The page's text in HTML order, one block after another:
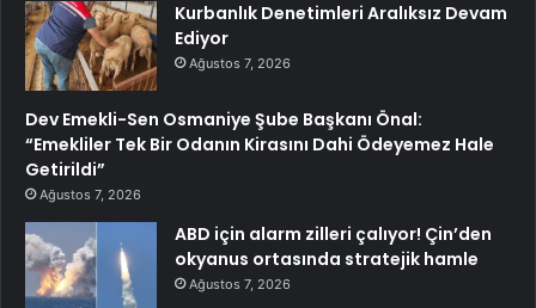
Kurbanlık Denetimleri Aralıksız Devam
Ediyor
Ağustos 7, 2026
Dev Emekli-Sen Osmaniye Şube Başkanı Önal:
“Emekliler Tek Bir Odanın Kirasını Dahi Ödeyemez Hale
Getirildi”
Ağustos 7, 2026
ABD için alarm zilleri çalıyor! Çin’den
okyanus ortasında stratejik hamle
Ağustos 7, 2026